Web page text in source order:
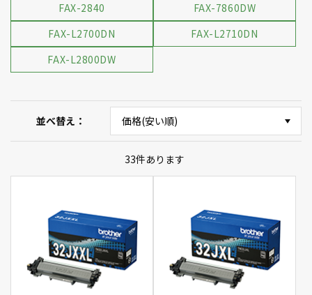
FAX-2840
FAX-7860DW
FAX-L2700DN
FAX-L2710DN
FAX-L2800DW
並べ替え
33件あります